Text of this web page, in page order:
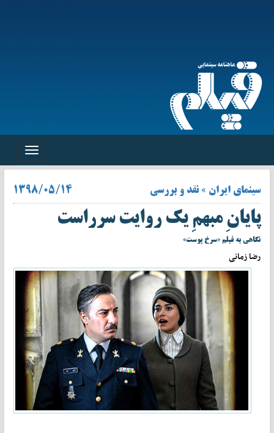
Toggle
سینمای ایران » نقد و بررسی ۱۳۹۸/۰۵/۱۴
پایانِ مبهمِ یک روایت سرراست
نگاهی به فیلم «سرخ پوست»
رضا زمانی